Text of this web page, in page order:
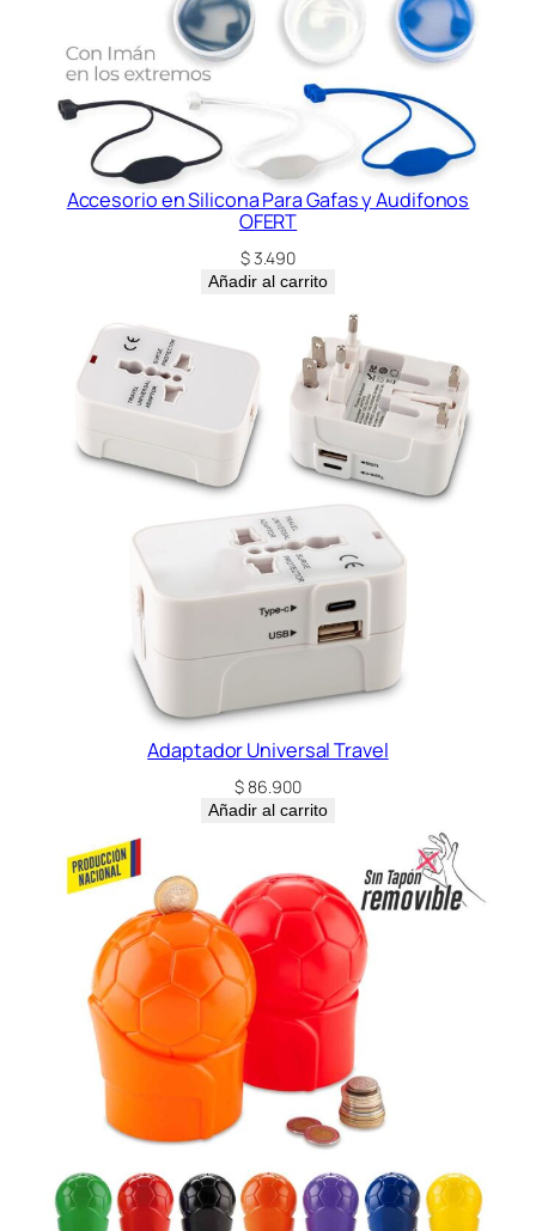
Accesorio en Silicona Para Gafas y Audifonos
OFERT
$3.490
Añadir al carrito
Adaptador Universal Travel
$86.900
Añadir al carrito